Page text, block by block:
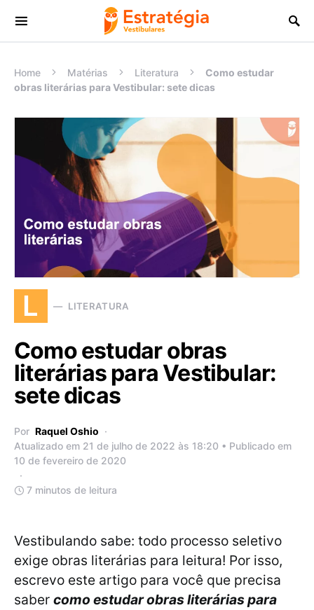
Procurar:
Home Matérias Literatura
Como estudar
obras literárias para Vestibular: sete dicas
L LITERATURA
Como estudar obras
literárias para Vestibular:
sete dicas
Por Raquel Oshio
Atualizado em 21 de julho de 2022 às 18:20 • Publicado em
10 de fevereiro de 2020
7 minutos de leitura
Vestibulando sabe: todo processo seletivo
exige obras literárias para leitura! Por isso,
escrevo este artigo para você que precisa
saber como estudar obras literárias para